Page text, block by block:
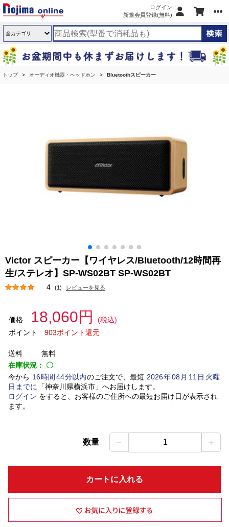
ログイン
新規会員登録(無料)
トップ オーディオ機器・ヘッドホン Bluetoothスピーカー
Victor スピーカー【ワイヤレス/Bluetooth/12時間再
生/ステレオ】SP-WS02BT SP-WS02BT
4 (1) レビューを見る
価格 18,060円
(税込)
ポイント
903ポイント還元
送料
無料
在庫状況： 〇
今から 16時間 44分以内のご注文で、最短 2026年08 月 11 日火曜
日 までに 「神奈川県横浜市」 へお届けします。
ログイン をすると、お客様のご住所への最短お届け日が表示され
ます。
数量 － 1 ＋
カートに入れる